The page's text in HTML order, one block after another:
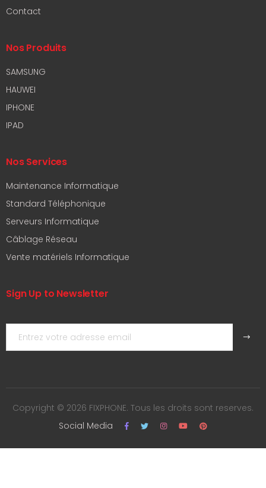
Contact
Nos Produits
SAMSUNG
HAUWEI
IPHONE
IPAD
Nos Services
Maintenance Informatique
Standard Téléphonique
Serveurs Informatique
Câblage Réseau
Vente matériels Informatique
Sign Up to Newsletter
Copyright © 2026 FIXPHONE. Tous les droits sont reserves.
Social Media